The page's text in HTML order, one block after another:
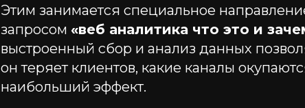
Этим занимается специальное
запросом «веб аналитика что это и
выстроенный сбор и анализ данных
он теряет клиентов, какие каналы
наибольший эффект.